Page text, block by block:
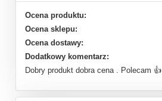
Ocena produktu:
Ocena sklepu:
Ocena dostawy:
Dodatkowy komentarz:
Dobry produkt dobra cena . Polecam 👍